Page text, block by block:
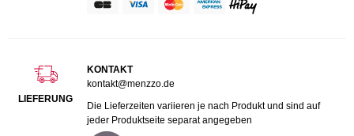
LIEFERUNG
KONTAKT
kontakt@menzzo.de
Die Lieferzeiten variieren je nach Produkt und sind auf
jeder Produktseite separat angegeben